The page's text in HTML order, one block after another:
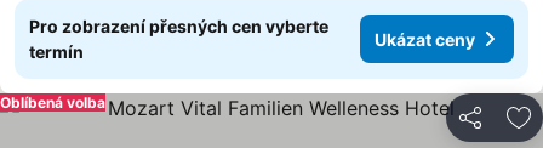
Pro zobrazení přesných cen vyberte
termín
Ukázat ceny
Sdílet
Oblíbená volba